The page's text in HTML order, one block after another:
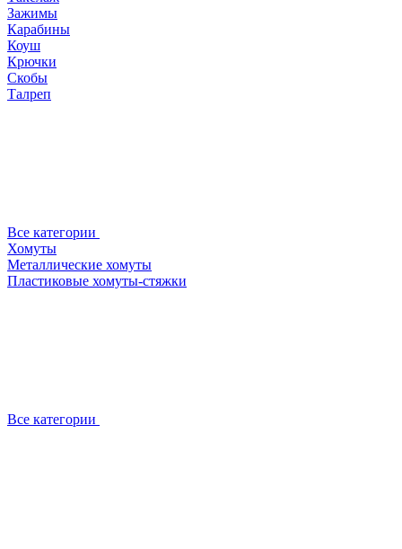
Зажимы
Карабины
Коуш
Крючки
Скобы
Талреп
Все категории
Хомуты
Металлические хомуты
Пластиковые хомуты-стяжки
Все категории